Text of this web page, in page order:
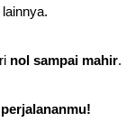
nol sampai mahir.